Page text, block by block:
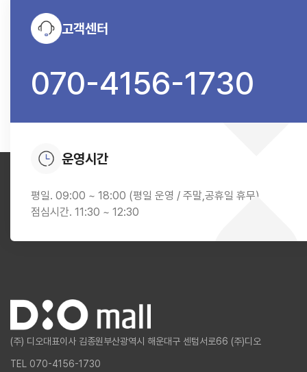
고객센터
070-4156-1730
운영시간
평일. 09:00 ~ 18:00 (평일 운영 / 주말,공휴일 휴무)
점심시간. 11:30 ~ 12:30
(주) 디오대표이사 김종원부산광역시 해운대구 센텀서로66 (주)디오
TEL 070-4156-1730